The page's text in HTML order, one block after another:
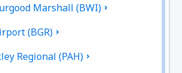
Marshall (BWI)
(BGR)
Regional (PAH)